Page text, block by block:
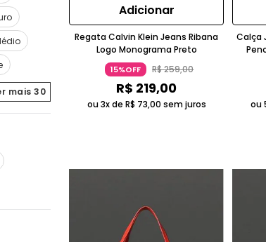
mais30
Adicionar
Regata Calvin Klein Jeans Ribana
Logo Monograma Preto
15%OFF R$259,00
R$ 219,00
ou 3x de R$ 73,00 sem juros
Calça
ou